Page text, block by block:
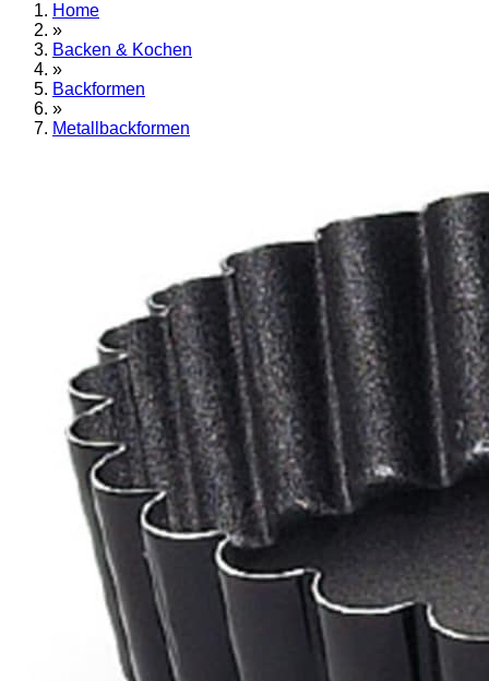
Home
»
Backen & Kochen
»
Backformen
»
Metallbackformen